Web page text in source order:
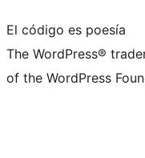
El código es poesía
The WordPress®
of the WordPress